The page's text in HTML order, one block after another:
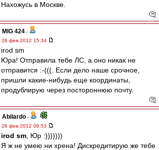
Нахожусь в Москве.
MIG 424 -
28 фев 2012 15:34
irod sm
Юра! Отправила тебе ЛС, а оно никак не
отправится :-(((. Если дело наше срочное,
пришли какие-нибудь еще координаты,
продублирую через постороннюю почту.
Abilardo -
28 фев 2012 08:53
irod sm , Юр :)))))))
Я ж не умею ни хрена! Дискредитирую же тебе